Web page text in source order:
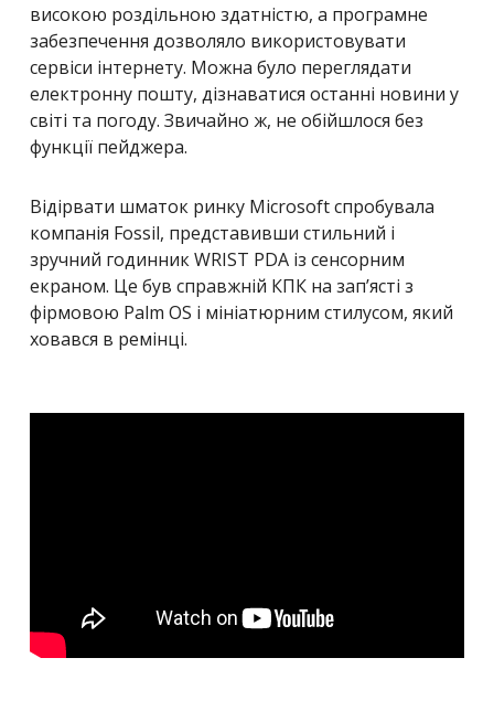
високою роздільною здатністю, а програмне
забезпечення дозволяло використовувати
сервіси інтернету. Можна було переглядати
електронну пошту, дізнаватися останні новини у
світі та погоду. Звичайно ж, не обійшлося без
функції пейджера.
Відірвати шматок ринку Microsoft спробувала
компанія Fossil, представивши стильний і
зручний годинник WRIST PDA із сенсорним
екраном. Це був справжній КПК на зап’ясті з
фірмовою Palm OS і мініатюрним стилусом, який
ховався в ремінці.